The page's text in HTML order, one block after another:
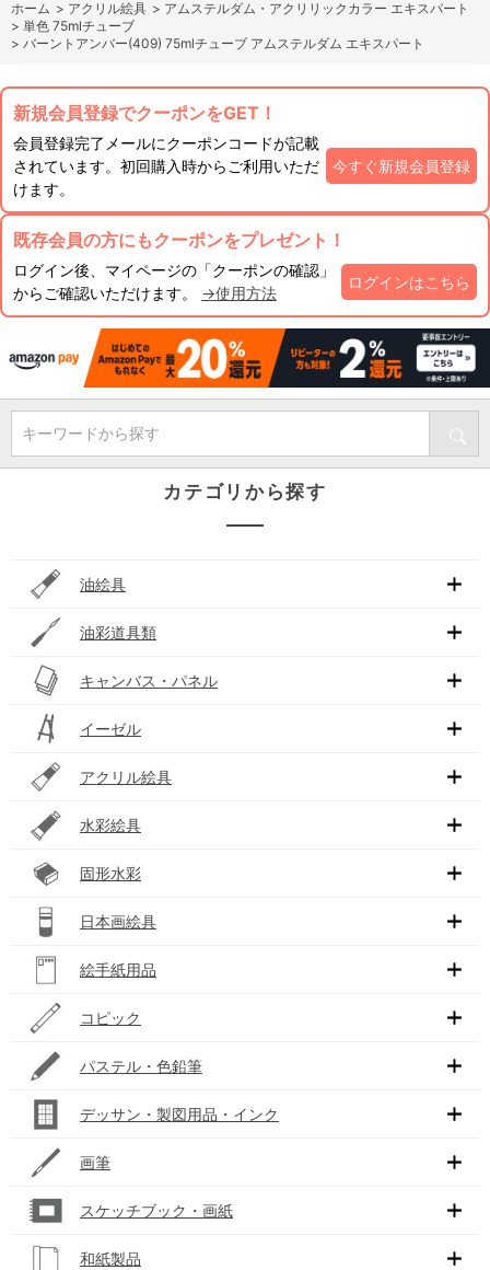
ホーム > アクリル絵具 > アムステルダム・アクリリックカラー エキスパート
> 単色 75mlチューブ
> バーントアンバー(409) 75mlチューブ アムステルダム エキスパート
新規会員登録でクーポンをGET！
会員登録完了メールにクーポンコードが記載
されています。初回購入時からご利用いただ
けます。
今すぐ新規会員登録
既存会員の方にもクーポンをプレゼント！
ログイン後、マイページの「クーポンの確認」
からご確認いただけます。 →使用方法
ログインはこちら
キーワードから探す
カテゴリから探す
油絵具
油彩道具類
キャンバス・パネル
イーゼル
アクリル絵具
水彩絵具
固形水彩
日本画絵具
絵手紙用品
コピック
パステル・色鉛筆
デッサン・製図用品・インク
画筆
スケッチブック・画紙
和紙製品